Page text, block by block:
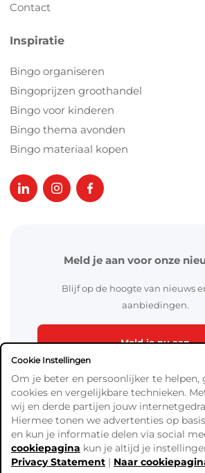
Contact
Inspiratie
Bingo organiseren
Bingoprijzen groothandel
Bingo voor kinderen
Bingo thema avonden
Bingo materiaal kopen
Meld je aan voor onze
Blijf op de hoogte van nieuws
aanbiedingen.
Meld je nu aan
Algemene Voorwaarden
Verzend- en betaalinformatie
Cookie Instellingen
Om je beter en persoonlijker te helpen,
cookies en vergelijkbare technieken.
wij en derde partijen jouw
Hiermee tonen we advertenties op
en kun je informatie delen via social
cookiepagina kun je altijd je
Privacy Statement | Naar